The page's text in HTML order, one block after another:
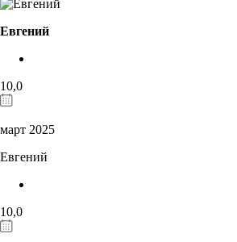
Евгений
10,0
март 2025
Евгений
10,0